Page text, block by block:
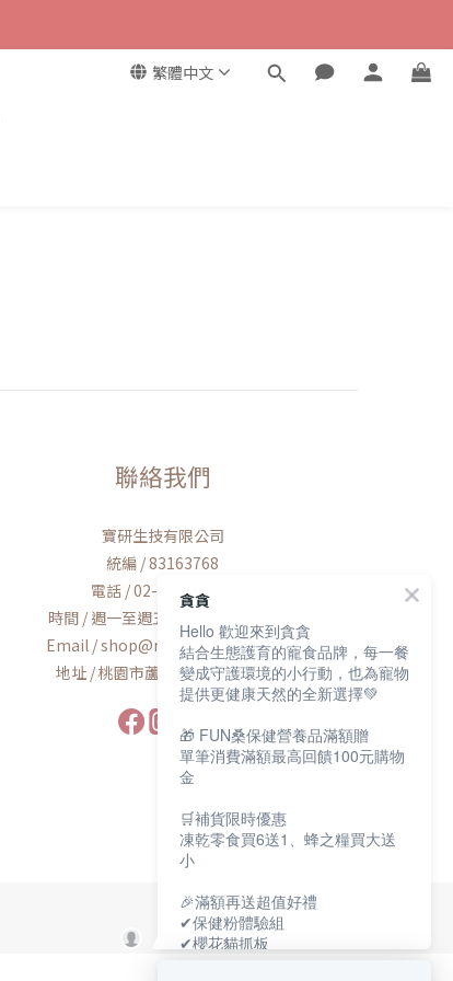
繁體中文
聯絡我們
寶研生技有限公司
統編 / 83163768
電話 / 02-2600-8552
時間 / 週一至週五AM9:00-PM6:00
Email / shop@munchee.com.tw
地址 / 桃園市蘆竹區南工路56號
貪貪
Hello 歡迎來到貪貪
結合生態護育的寵食品牌，每一餐
變成守護環境的小行動，也為寵物
提供更健康天然的全新選擇💚
🎁 FUN桑保健營養品滿額贈
單筆消費滿額最高回饋100元購物
金
🛒補貨限時優惠
凍乾零食買6送1、蜂之糧買大送
小
🎉滿額再送超值好禮
✔保健粉體驗組
✔櫻花貓抓板